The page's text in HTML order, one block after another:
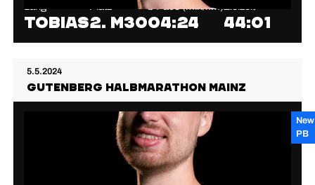
Lang
Tobias
Platz
2. M30
⌀ Pace (min/km)
04:24
Zielzeit
44:01
5.5.2024
Gutenberg Halbmarathon Mainz
New
PB